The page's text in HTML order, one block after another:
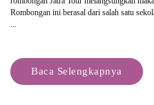
Rombongan ini berasal dari salah satu
...
Baca Selengkapnya